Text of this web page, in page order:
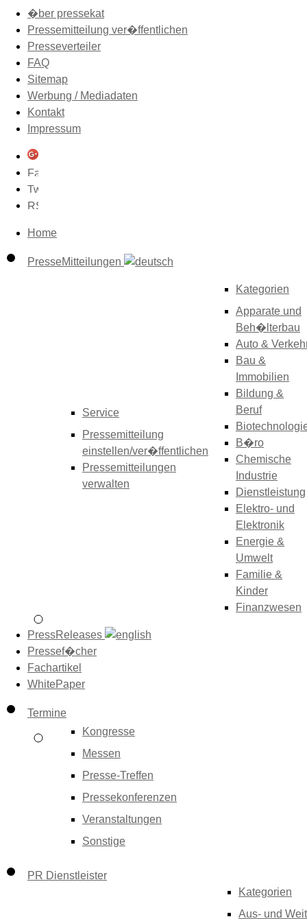
�ber pressekat
Pressemitteilung ver�ffentlichen
Presseverteiler
FAQ
Sitemap
Werbung / Mediadaten
Kontakt
Impressum
Home
PresseMitteilungen
Service
Pressemitteilung
einstellen/ver�ffentlichen
Pressemitteilungen
verwalten
Kategorien
Apparate und
Beh�lterbau
Auto &
Bau &
Immobilien
Bildung &
Beruf
B�ro
Chemische
Industrie
Dienstleistung
Elektro- und
Elektronik
Energie &
Umwelt
Familie &
Kinder
Finanzwesen
PressReleases
Pressef�cher
Fachartikel
WhitePaper
Termine
Kongresse
Messen
Presse-Treffen
Pressekonferenzen
Veranstaltungen
Sonstige
PR Dienstleister
Kategorien
Aus- und